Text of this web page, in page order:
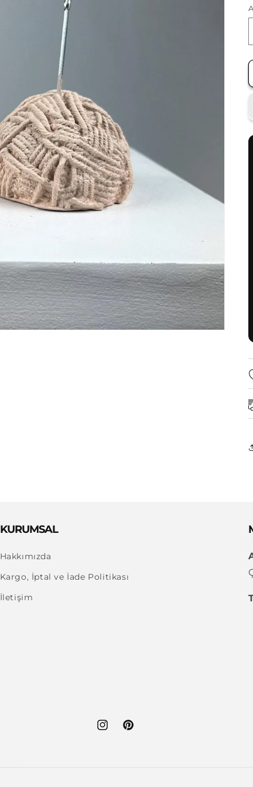
Satıcının ilgisi alakası, özel istekle
not aynı gün kargolanması ve hediye
ayrıca düşünerek eklediğiniz küçük
kapalı güvenip alabilirsiniz🤗
⭐⭐⭐⭐⭐
- On** Şa**
KURUMSAL
Hakkımızda
Kargo, İptal ve İade Politikası
İletişim
InstagramPinterest